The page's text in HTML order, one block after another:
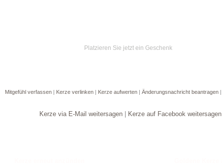
Platzieren Sie jetzt ein Geschenk
Mitgefühl verfassen | Kerze verlinken | Kerze aufwerten | Änderungsnachricht beantragen |
Kerze via E-Mail weitersagen Kerze auf Facebook weitersagen